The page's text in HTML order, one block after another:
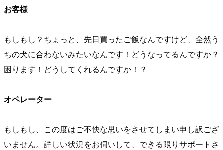
お客様
もしもし？ちょっと、先日買ったご飯なんですけど、全然う
ちの犬に合わないみたいなんです！どうなってるんですか？
困ります！どうしてくれるんですか！？
オペレーター
もしもし、この度はご不快な思いをさせてしまい申し訳ござ
いません。詳しい状況をお伺いして、できる限りサポートさ